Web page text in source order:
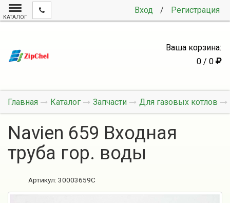
Вход / Регистрация
КАТАЛОГ
Ваша корзина:
0 / 0
Главная Каталог Запчасти Для газовых котлов
Navien 659 Входная
труба гор. воды
Артикул: 30003659C